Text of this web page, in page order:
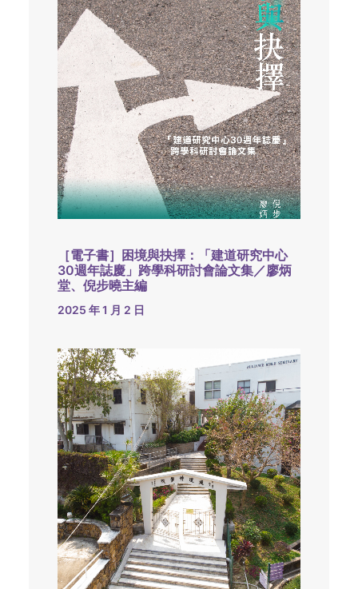
［電子書］困境與抉擇：「建道研究中心
30週年誌慶」跨學科研討會論文集／廖炳
堂、倪步曉主編
2025 年 1 月 2 日